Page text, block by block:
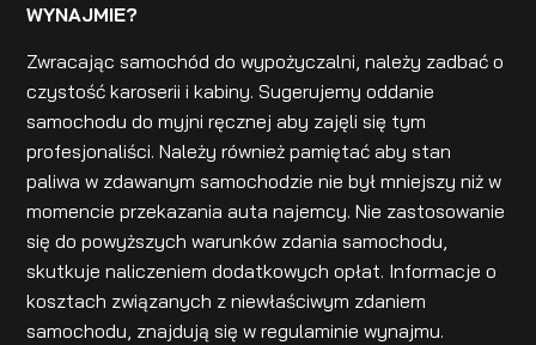
WYNAJMIE?
Zwracając samochód do wypożyczalni, należy zadbać o
czystość karoserii i kabiny. Sugerujemy oddanie
samochodu do myjni ręcznej aby zajęli się tym
profesjonaliści. Należy również pamiętać aby stan
paliwa w zdawanym samochodzie nie był mniejszy niż w
momencie przekazania auta najemcy. Nie zastosowanie
się do powyższych warunków zdania samochodu,
skutkuje naliczeniem dodatkowych opłat. Informacje o
kosztach związanych z niewłaściwym zdaniem
samochodu, znajdują się w regulaminie wynajmu.